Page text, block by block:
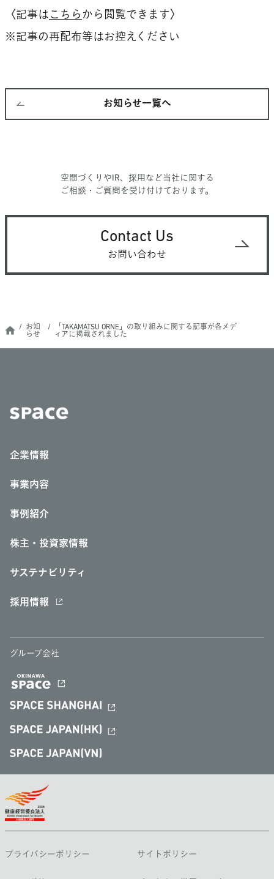
〈記事は こちら から閲覧できます〉
※記事の再配布等はお控えください
お知らせ一覧へ
空間づくりやIR、採用など当社に関する
ご相談・ご質問を受け付けております。
Contact Us
お問い合わせ
お知
らせ
「TAKAMATSU ORNE」の取り組みに関する記事が各メデ
ィアに掲載されました
企業情報
事業内容
事例紹介
株主・投資家情報
サステナビリティ
採用情報
グループ会社
プライバシーポリシー サイトポリシー